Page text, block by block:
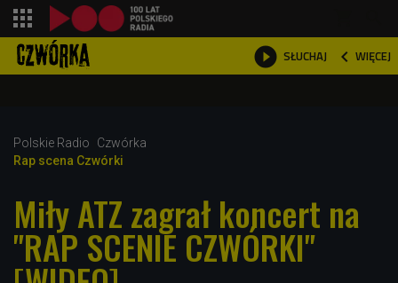
 SŁUCHAJ  WIĘCEJ

Polskie Radio
Czwórka
Rap scena Czwórki
Miły ATZ zagrał koncert na
"RAP SCENIE CZWÓRKI"